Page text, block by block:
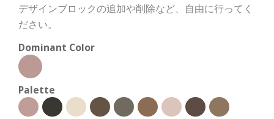
デザインブロックの追加や削除など、自由に行ってく
ださい。
Dominant Color
Palette